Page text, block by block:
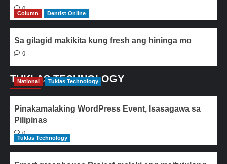
0
Column
Dentist Online
Sa gilagid makikita kung fresh ang hininga mo
0
TUKLAS TECHNOLOGY
National Tuklas Technology
Pinakamalaking WordPress Event, Isasagawa sa
Pilipinas
0
Tuklas Technology